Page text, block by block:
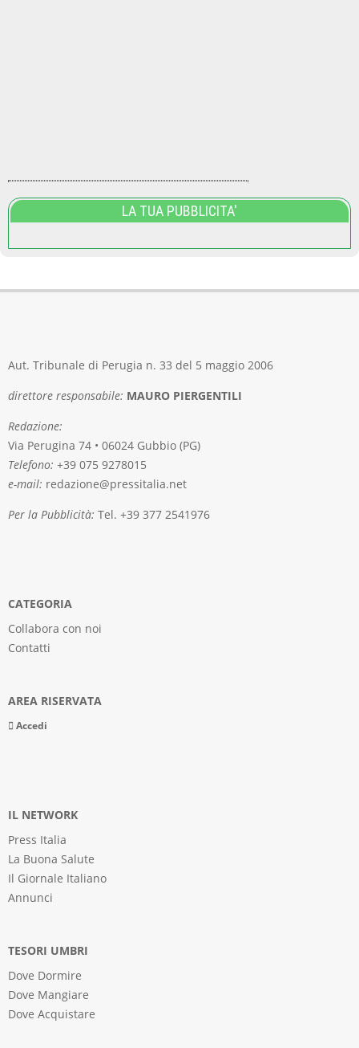
LA TUA PUBBLICITA'
Aut. Tribunale di Perugia n. 33 del 5 maggio 2006
direttore responsabile: MAURO PIERGENTILI
Redazione:
Via Perugina 74 • 06024 Gubbio (PG)
Telefono: +39 075 9278015
e-mail: redazione@pressitalia.net
Per la Pubblicità: Tel. +39 377 2541976
CATEGORIA
Collabora con noi
Contatti
AREA RISERVATA
Accedi
IL NETWORK
Press Italia
La Buona Salute
Il Giornale Italiano
Annunci
TESORI UMBRI
Dove Dormire
Dove Mangiare
Dove Acquistare